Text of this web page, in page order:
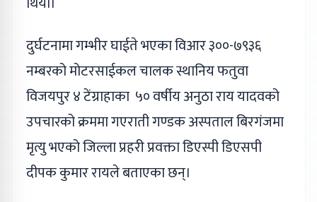
दुर्घटनामा गम्भीर घाईते भएका विआर ३००-७९३६
नम्बरको मोटरसाईकल चालक स्थानिय फतुवा
विजयपुर ४ टेंग्राहाका ५० वर्षीय अनुठा राय यादवको
उपचारको क्रममा गएराती गण्डक अस्पताल बिरगंजमा
मृत्यु भएको जिल्ला प्रहरी प्रवक्ता डिएस्पी डिएसपी
दीपक कुमार रायले बताएका छन्।